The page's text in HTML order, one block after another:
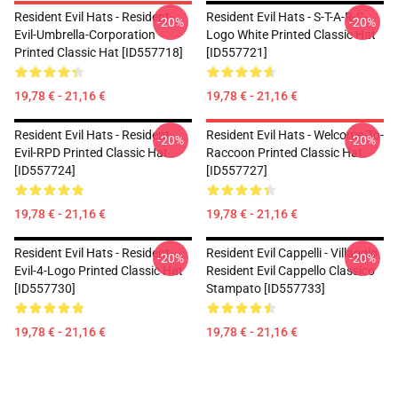
Resident Evil Hats - Resident-
Evil-Umbrella-Corporation
Printed Classic Hat [ID557718]
19,78 € - 21,16 €
-20%
Resident Evil Hats - S-T-A-R-S-
Logo White Printed Classic Hat
[ID557721]
19,78 € - 21,16 €
-20%
Resident Evil Hats - Resident-
Evil-RPD Printed Classic Hat
[ID557724]
19,78 € - 21,16 €
-20%
Resident Evil Hats - Welcome-To-
Raccoon Printed Classic Hat
[ID557727]
19,78 € - 21,16 €
-20%
Resident Evil Hats - Resident-
Evil-4-Logo Printed Classic Hat
[ID557730]
19,78 € - 21,16 €
-20%
Resident Evil Cappelli - Villaggio
Resident Evil Cappello Classico
Stampato [ID557733]
19,78 € - 21,16 €
-20%